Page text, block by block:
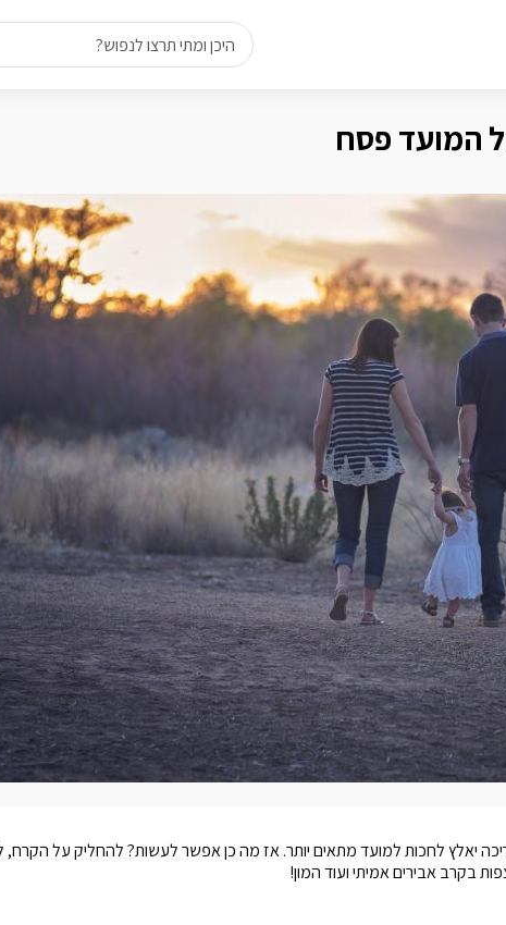
היכן ומתי תרצו לנפוש?
המועד פסח
יאלץ לחכות למועד מתאים יותר. אז מה כן אפשר לעשות? להחליק על
בקרב אבירים אמיתי ועוד המון!